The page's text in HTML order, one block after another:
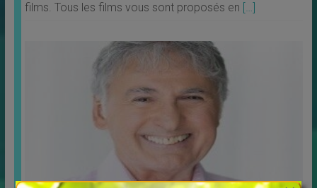
films. Tous les films vous sont proposés en […]